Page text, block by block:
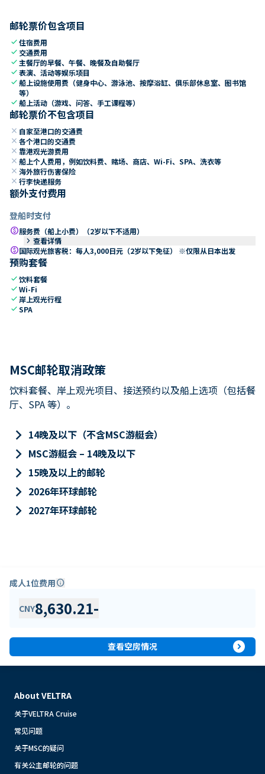
邮轮票价包含项目
check住宿费用
check 交通费用
check 主餐厅的早餐、午餐、晚餐及自助餐厅
check表演、活动等娱乐项目
check船上设施使用费（健身中心、游泳池、按摩浴缸、俱乐部休息室、图书馆
等）
check船上活动（游戏、问答、手工课程等）
邮轮票价不包含项目
close 自家至港口的交通费
close 各个港口的交通费
close 靠港观光游费用
close 船上个人费用，例如饮料费、赌场、商店、Wi-Fi、SPA、洗衣等
close 海外旅行伤害保险
close 行李快递服务
额外支付费用
登船时支付
paid服务费（船上小费）（2岁以下不适用）
keyboard_arrow_right 查看详情
paid国际观光旅客税：每人3,000日元（2岁以下免征） ※仅限从日本出发
预购套餐
check饮料套餐
checkWi-Fi
check 岸上观光行程
checkSPA
MSC邮轮取消政策
饮料套餐、岸上观光项目、接送预约以及船上选项（包括餐
厅、SPA 等）。
keyboard_arrow_right 14晚及以下（不含MSC游艇会）
keyboard_arrow_right MSC游艇会 – 14晚及以下
keyboard_arrow_right 15晚及以上的邮轮
keyboard_arrow_right 2026年环球邮轮
keyboard_arrow_right 2027年环球邮轮
成人1位费用info
CNY8,630.21-
查看空房情况 expand_circle_right
About VELTRA
关于VELTRA Cruise
常见问题
关于MSC的疑问
有关公主邮轮的问题